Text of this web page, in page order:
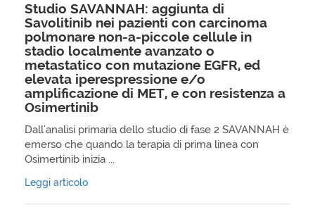
Studio SAVANNAH: aggiunta di
Savolitinib nei pazienti con carcinoma
polmonare non-a-piccole cellule in
stadio localmente avanzato o
metastatico con mutazione EGFR, ed
elevata iperespressione e/o
amplificazione di MET, e con resistenza a
Osimertinib
Dall'analisi primaria dello studio di fase 2 SAVANNAH è
emerso che quando la terapia di prima linea con
Osimertinib inizia ...
Leggi articolo